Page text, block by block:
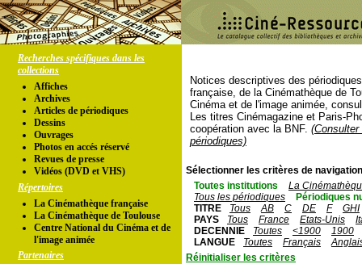
Recherches spécifiques dans les
collections
Affiches
Archives
Articles de périodiques
Dessins
Ouvrages
Photos en accés réservé
Revues de presse
Vidéos (DVD et VHS)
Répertoires
La Cinémathèque française
La Cinémathèque de Toulouse
Centre National du Cinéma et de
l'image animée
Partenaires
Notices descriptives des
française, de la Cinémathèque de
Cinéma et de l'image animée,
Les titres Cinémagazine et Paris-
coopération avec la BNF.
périodiques)
Sélectionner les critères de
Toutes institutions
La
Tous les périodiques
Périodiques
TITRE
Tous AB C DE F
GHI
PAYS
Tous France Etats-Unis
DECENNIE
Toutes <1900
1900
LANGUE
Toutes Français
Réinitialiser les critères